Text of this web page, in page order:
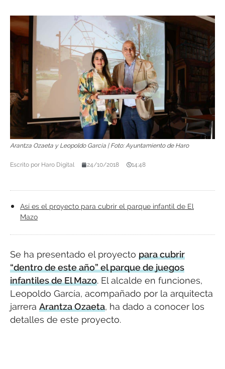
Arantza Ozaeta y Leopoldo García | Foto: Ayuntamiento de Haro
Escrito por Haro Digital 24/10/2018 14:48
Así es el proyecto para cubrir el parque infantil de El
Mazo
Se ha presentado el proyecto para cubrir
“dentro de este año” el parque de juegos
infantiles de El Mazo. El alcalde en funciones,
Leopoldo García, acompañado por la arquitecta
jarrera Arantza Ozaeta, ha dado a conocer los
detalles de este proyecto.